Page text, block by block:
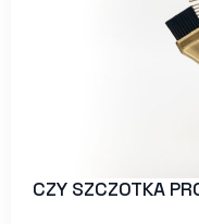
CZY SZCZOTKA